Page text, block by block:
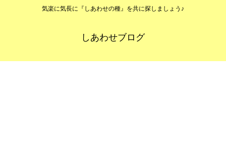
気楽に気長に『しあわせの種』を共に探しましょう♪
しあわせブログ